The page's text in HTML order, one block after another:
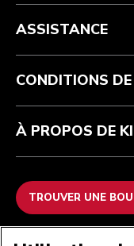
Service après-vente
Garantie et documents
Contactez-nous
Conditions générales de
Retours et
Imprint
ODR
La marque
Trouver une boutique
ASSISTANCE
CONDITIONS
À PROPOS DE
TROUVER UNE